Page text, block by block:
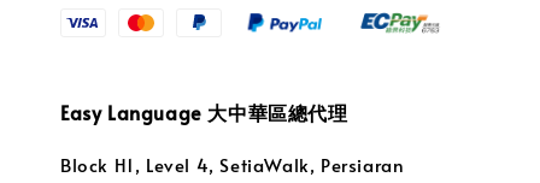
Easy Language 大中華區總代理
Block H1, Level 4, SetiaWalk, Persiaran